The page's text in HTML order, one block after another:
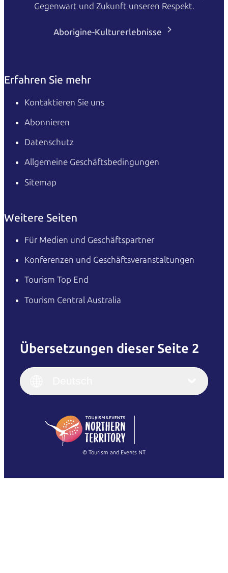
Gegenwart und Zukunft unseren Respekt.
Aborigine-Kulturerlebnisse
Erfahren Sie mehr
Kontaktieren Sie uns
Abonnieren
Datenschutz
Allgemeine Geschäftsbedingungen
Sitemap
Weitere Seiten
Für Medien und Geschäftspartner
Konferenzen und Geschäftsveranstaltungen
Tourism Top End
Tourism Central Australia
Übersetzungen dieser Seite 2
English
(Singapore)
Français
Italiano
繁體中文
© Tourism and Events NT